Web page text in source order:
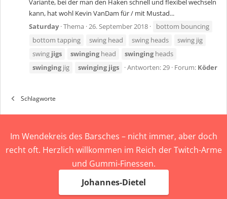
Variante, bei der man den Haken schnell und flexibel wechseln
kann, hat wohl Kevin VanDam für / mit Mustad...
Saturday Thema 26. September 2018
bottom bouncing
bottom tapping
swing head swing heads
swing jig
swing jigs swinging head swinging heads
swinging jig swinging jigs Antworten: 29 Forum: Köder
Schlagworte
Im Wendekreis des Barsches – nicht immer, aber doch
recht oft. Herzlich willkommen im Reich der Twitch-Arme
und Gummi-Finessen.
Johannes-Dietel